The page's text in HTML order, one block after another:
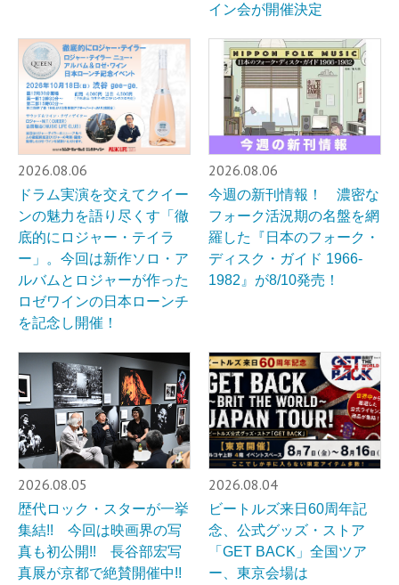
イン会が開催決定
2026.08.06
ドラム実演を交えてクイー
ンの魅力を語り尽くす「徹
底的にロジャー・テイラ
ー」。今回は新作ソロ・ア
ルバムとロジャーが作った
ロゼワインの日本ローンチ
を記念し開催！
2026.08.06
今週の新刊情報！ 濃密な
フォーク活況期の名盤を網
羅した『日本のフォーク・
ディスク・ガイド 1966-
1982』が8/10発売！
2026.08.05
歴代ロック・スターが一挙
集結!! 今回は映画界の写
真も初公開!! 長谷部宏写
真展が京都で絶賛開催中!!
2026.08.04
ビートルズ来日60周年記
念、公式グッズ・ストア
「GET BACK」全国ツア
ー、東京会場は